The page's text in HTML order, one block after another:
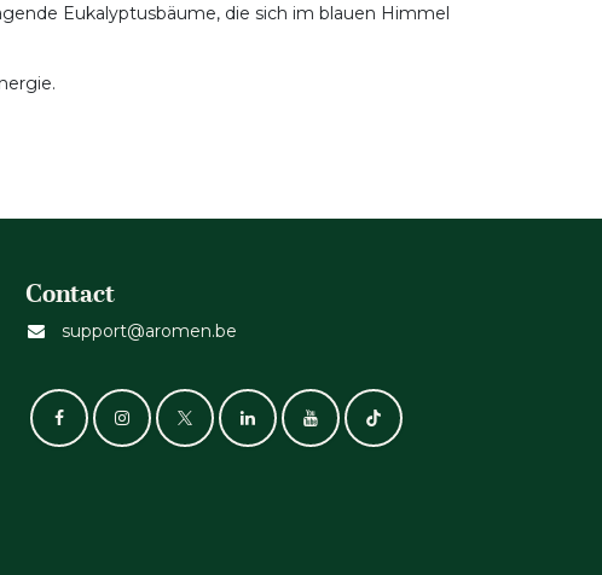
Eukalyptusbäume, die sich im blauen Himmel
Contact
support@aromen.be